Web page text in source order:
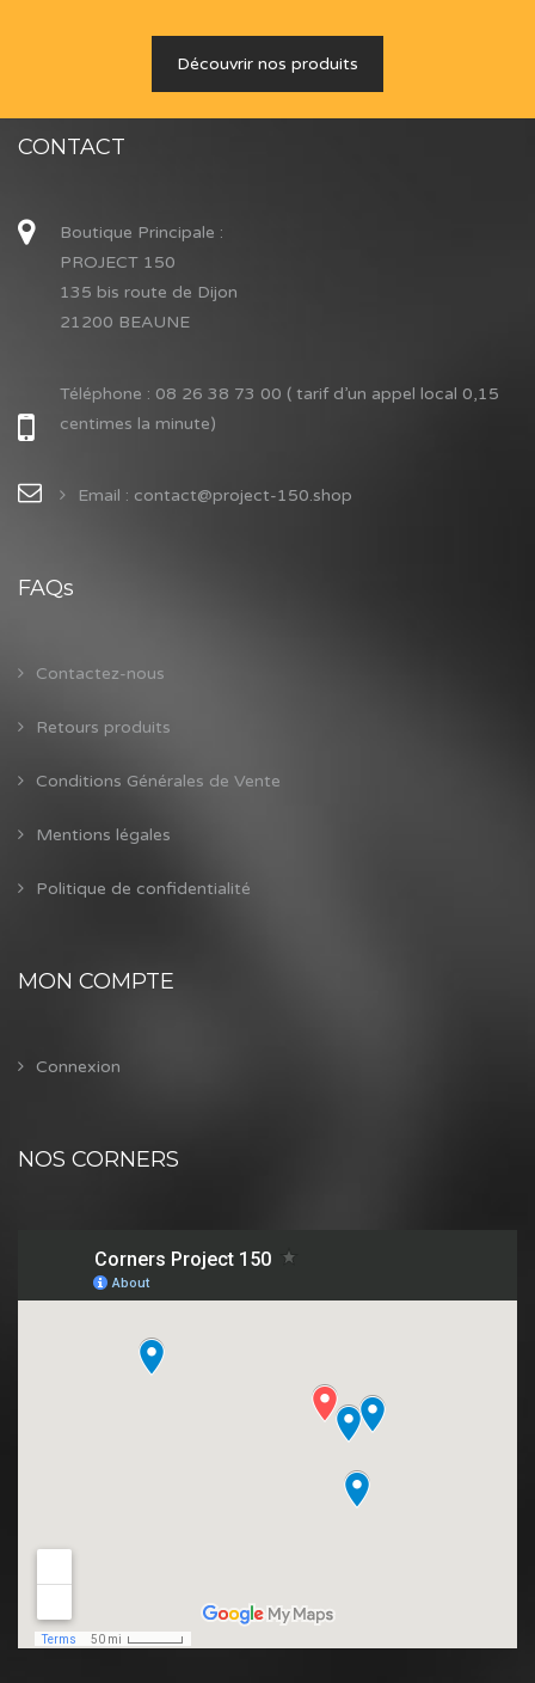
Découvrir nos produits
CONTACT
Boutique Principale :
PROJECT 150
135 bis route de Dijon
21200 BEAUNE
Téléphone : 08 26 38 73 00 ( tarif d’un appel local 0,15
centimes la minute)
Email : contact@project-150.shop
FAQs
Contactez-nous
Retours produits
Conditions Générales de Vente
Mentions légales
Politique de confidentialité
MON COMPTE
Connexion
NOS CORNERS